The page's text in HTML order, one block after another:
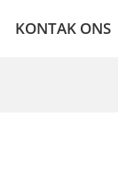
KONTAK ONS